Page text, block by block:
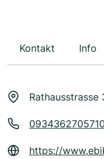
Kontakt Info
0934362705710
https://